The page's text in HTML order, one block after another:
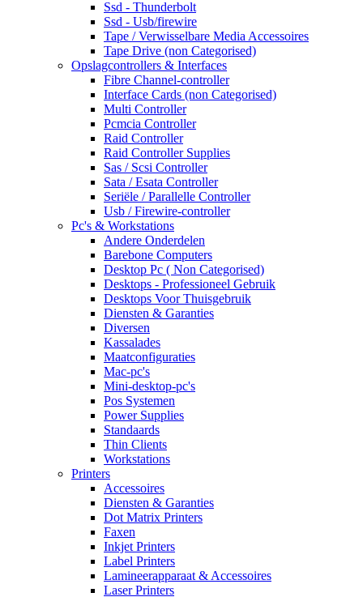
Ssd - Thunderbolt
Ssd - Usb/firewire
Tape / Verwisselbare Media Accessoires
Tape Drive (non Categorised)
Opslagcontrollers & Interfaces
Fibre Channel-controller
Interface Cards (non Categorised)
Multi Controller
Pcmcia Controller
Raid Controller
Raid Controller Supplies
Sas / Scsi Controller
Sata / Esata Controller
Seriële / Parallelle Controller
Usb / Firewire-controller
Pc's & Workstations
Andere Onderdelen
Barebone Computers
Desktop Pc ( Non Categorised)
Desktops - Professioneel Gebruik
Desktops Voor Thuisgebruik
Diensten & Garanties
Diversen
Kassalades
Maatconfiguraties
Mac-pc's
Mini-desktop-pc's
Pos Systemen
Power Supplies
Standaards
Thin Clients
Workstations
Printers
Accessoires
Diensten & Garanties
Dot Matrix Printers
Faxen
Inkjet Printers
Label Printers
Lamineerapparaat & Accessoires
Laser Printers